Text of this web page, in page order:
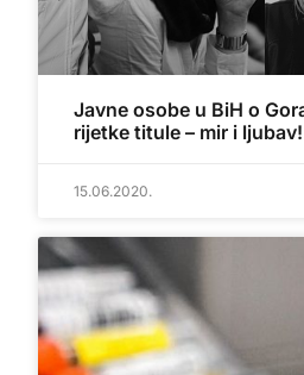
Javne osobe u BiH o
rijetke titule – mir i ljubav!
15.06.2020.